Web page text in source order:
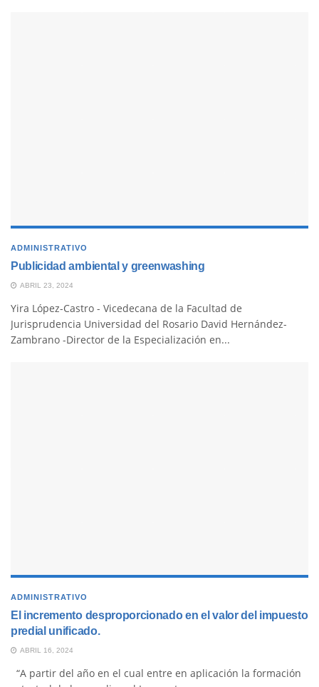
ADMINISTRATIVO
Publicidad ambiental y greenwashing
ABRIL 23, 2024
Yira López-Castro - Vicedecana de la Facultad de
Jurisprudencia Universidad del Rosario David Hernández-
Zambrano -Director de la Especialización en...
ADMINISTRATIVO
El incremento desproporcionado en el valor del impuesto
predial unificado.
ABRIL 16, 2024
“A partir del año en el cual entre en aplicación la formación